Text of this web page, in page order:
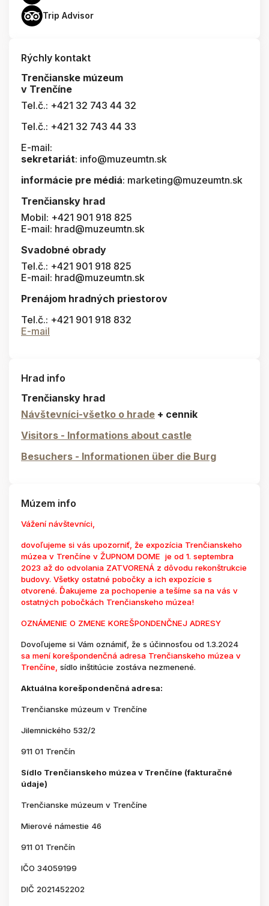
Trip Advisor
Rýchly kontakt
Trenčianske múzeum
v Trenčíne
Tel.č.: +421 32 743 44 32
Tel.č.: +421 32 743 44 33
E-mail:
sekretariát: info@muzeumtn.sk
informácie pre médiá: marketing@muzeumtn.sk
Trenčiansky hrad
Mobil: +421 901 918 825
E-mail: hrad@muzeumtn.sk
Svadobné obrady
Tel.č.: +421 901 918 825
E-mail: hrad@muzeumtn.sk
Prenájom hradných priestorov
Tel.č.: +421 901 918 832
E-mail
Hrad info
Trenčiansky hrad
Návštevníci-všetko o hrade + cennik
Visitors - Informations about castle
Besuchers - Informationen über die Burg
Múzem info
Vážení návštevníci,
dovoľujeme si vás upozorniť, že expozícia Trenčianskeho
múzea v Trenčíne v ŽUPNOM DOME je od 1. septembra
2023 až do odvolania ZATVORENÁ z dôvodu rekonštrukcie
budovy. Všetky ostatné pobočky a ich expozície s
otvorené. Ďakujeme za pochopenie a tešíme sa na vás v
ostatných pobočkách Trenčianskeho múzea!
OZNÁMENIE O ZMENE KOREŠPONDENČNEJ ADRESY
Dovoľujeme si Vám oznámiť, že s účinnosťou od 1.3.2024
sa mení korešpondenčná adresa Trenčianskeho múzea v
Trenčíne, sídlo inštitúcie zostáva nezmenené.
Aktuálna korešpondenčná adresa:
Trenčianske múzeum v Trenčíne
Jilemnického 532/2
911 01 Trenčín
Sídlo Trenčianskeho múzea v Trenčíne (fakturačné
údaje)
Trenčianske múzeum v Trenčíne
Mierové námestie 46
911 01 Trenčín
IČO 34059199
DIČ 2021452202